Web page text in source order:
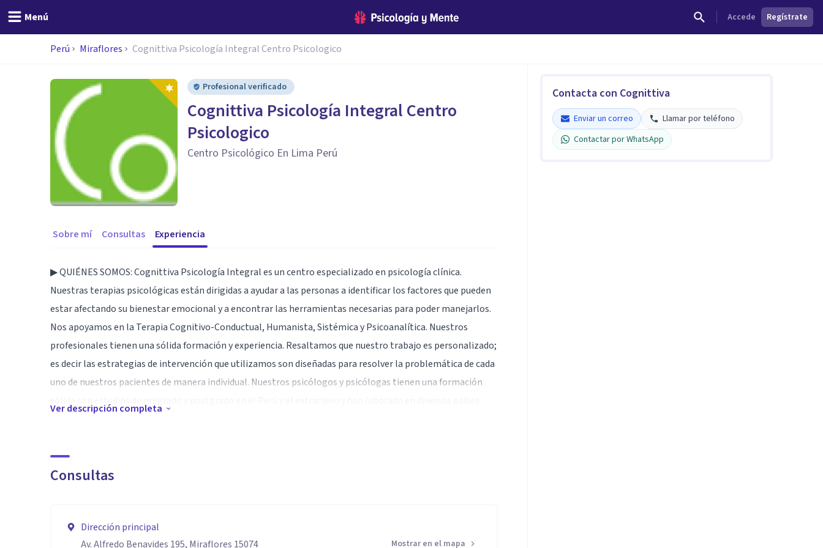
Menú Accede Regístrate
Perú Miraflores Cognittiva Psicología Integral Centro Psicologico
Profesional verificado
Cognittiva Psicología Integral Centro
Psicologico
Centro Psicológico En Lima Perú
Sobre mí Consultas Experiencia
▶ QUIÉNES SOMOS: Cognittiva Psicología Integral es un centro especializado en psicología clínica.
Nuestras terapias psicológicas están dirigidas a ayudar a las personas a identificar los factores que pueden
estar afectando su bienestar emocional y a encontrar las herramientas necesarias para poder manejarlos.
Nos apoyamos en la Terapia Cognitivo-Conductual, Humanista, Sistémica y Psicoanalítica. Nuestros
profesionales tienen una sólida formación y experiencia. Resaltamos que nuestro trabajo es personalizado;
es decir las estrategias de intervención que utilizamos son diseñadas para resolver la problemática de cada
uno de nuestros pacientes de manera individual. Nuestros psicólogos y psicólogas tienen una formación
Especialidad
✓Somos un centro formal, contamos con licencias de funcionamiento vigentes.
✓Contamos con profesionales especializados en cada tipo de problemática.
Ver descripción completa
Consultas
Dirección principal
Av. Alfredo Benavides 195, Miraflores 15074
Mostrar en el mapa
Contacta con Cognittiva
Enviar un correo
Llamar por teléfono
Contactar por WhatsApp